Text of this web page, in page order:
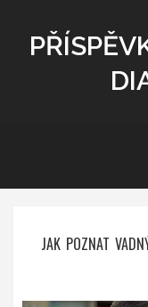
JAK POZNAT